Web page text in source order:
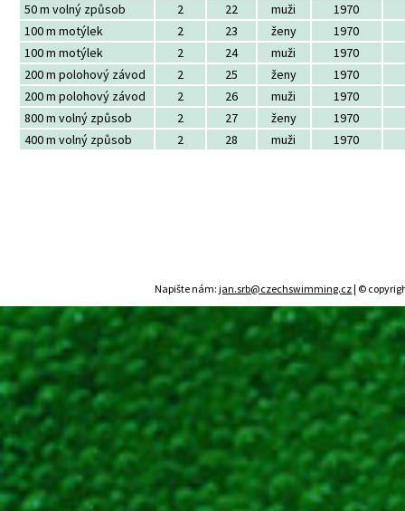
50 m volný způsob
2 22 muži
1970
100 m motýlek
2 23 ženy
1970
100 m motýlek
2 24 muži
1970
200 m polohový závod
2 25 ženy
1970
200 m polohový závod
2 26 muži
1970
800 m volný způsob
2 27 ženy
1970
400 m volný způsob
2 28 muži 1970
Napište nám:jan.srb@czechswimming.cz| ©